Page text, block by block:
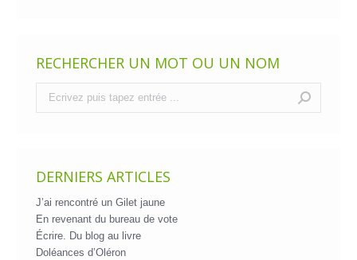
RECHERCHER UN MOT OU UN NOM
DERNIERS ARTICLES
J’ai rencontré un Gilet jaune
En revenant du bureau de vote
Écrire. Du blog au livre
Doléances d’Oléron